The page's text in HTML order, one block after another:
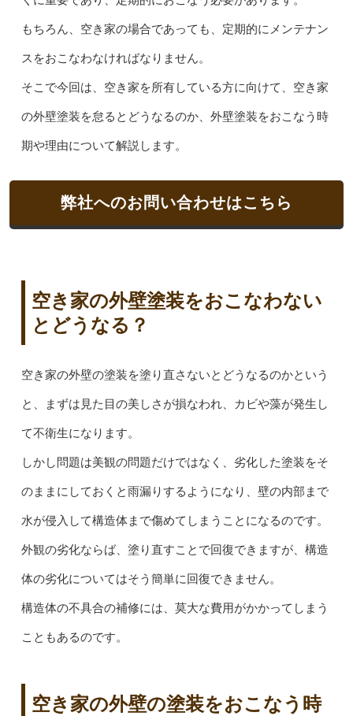
もちろん、空き家の場合であっても、定期的にメンテナン
スをおこなわなければなりません。
そこで今回は、空き家を所有している方に向けて、空き家
の外壁塗装を怠るとどうなるのか、外壁塗装をおこなう時
期や理由について解説します。
弊社へのお問い合わせはこちら
空き家の外壁塗装をおこなわない
とどうなる？
空き家の外壁の塗装を塗り直さないとどうなるのかという
と、まずは見た目の美しさが損なわれ、カビや藻が発生し
て不衛生になります。
しかし問題は美観の問題だけではなく、劣化した塗装をそ
のままにしておくと雨漏りするようになり、壁の内部まで
水が侵入して構造体まで傷めてしまうことになるのです。
外観の劣化ならば、塗り直すことで回復できますが、構造
体の劣化についてはそう簡単に回復できません。
構造体の不具合の補修には、莫大な費用がかかってしまう
こともあるのです。
空き家の外壁の塗装をおこなう時